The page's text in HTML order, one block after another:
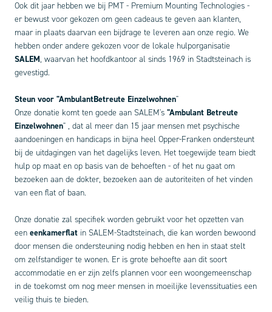
Ook dit jaar hebben we bij PMT - Premium Mounting Technologies -
er bewust voor gekozen om geen cadeaus te geven aan klanten,
maar in plaats daarvan een bijdrage te leveren aan onze regio. We
hebben onder andere gekozen voor de lokale hulporganisatie
SALEM, waarvan het hoofdkantoor al sinds 1969 in Stadtsteinach is
gevestigd.
Steun voor "AmbulantBetreute Einzelwohnen"
Onze donatie komt ten goede aan SALEM's "Ambulant Betreute
Einzelwohnen" , dat al meer dan 15 jaar mensen met psychische
aandoeningen en handicaps in bijna heel Opper-Franken ondersteunt
bij de uitdagingen van het dagelijks leven. Het toegewijde team biedt
hulp op maat en op basis van de behoeften - of het nu gaat om
bezoeken aan de dokter, bezoeken aan de autoriteiten of het vinden
van een flat of baan.
Onze donatie zal specifiek worden gebruikt voor het opzetten van
een eenkamerflat in SALEM-Stadtsteinach, die kan worden bewoond
door mensen die ondersteuning nodig hebben en hen in staat stelt
om zelfstandiger te wonen. Er is grote behoefte aan dit soort
accommodatie en er zijn zelfs plannen voor een woongemeenschap
in de toekomst om nog meer mensen in moeilijke levenssituaties een
veilig thuis te bieden.